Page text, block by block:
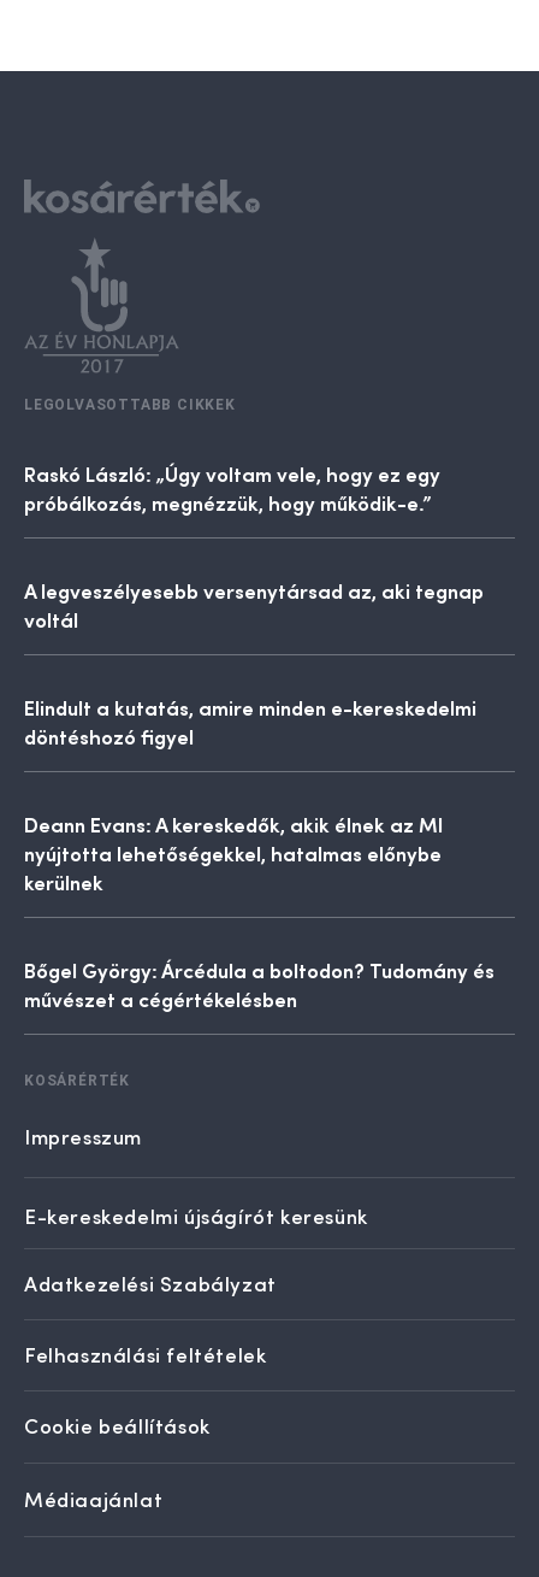
LEGOLVASOTTABB CIKKEK
Raskó László: „Úgy voltam vele, hogy ez egy
próbálkozás, megnézzük, hogy működik-e.”
A legveszélyesebb versenytársad az, aki tegnap
voltál
Elindult a kutatás, amire minden e-kereskedelmi
döntéshozó figyel
Deann Evans: A kereskedők, akik élnek az MI
nyújtotta lehetőségekkel, hatalmas előnybe
kerülnek
Bőgel György: Árcédula a boltodon? Tudomány és
művészet a cégértékelésben
KOSÁRÉRTÉK
Impresszum
E-kereskedelmi újságírót keresünk
Adatkezelési Szabályzat
Felhasználási feltételek
Cookie beállítások
Médiaajánlat